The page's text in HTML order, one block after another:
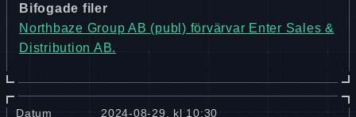
Bifogade filer
Northbaze Group AB (publ) förvärvar Enter Sales &
Distribution AB.
Datum 2024-08-29, kl 10:30